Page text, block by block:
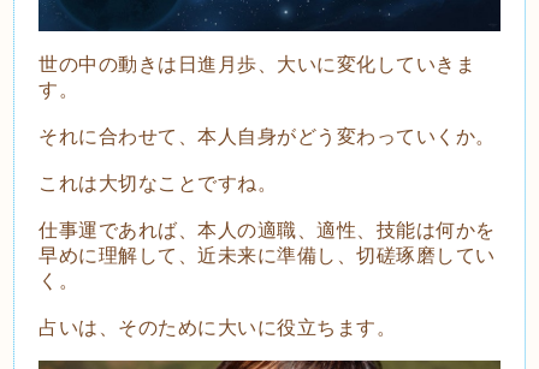
世の中の動きは日進月歩、大いに変化していきま
す。
それに合わせて、本人自身がどう変わっていくか。
これは大切なことですね。
仕事運であれば、本人の適職、適性、技能は何かを
早めに理解して、近未来に準備し、切磋琢磨してい
く。
占いは、そのために大いに役立ちます。